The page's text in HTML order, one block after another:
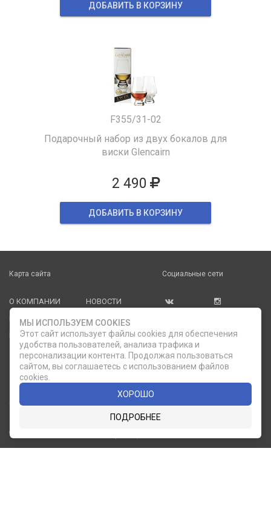
ДОБАВИТЬ В КОРЗИНУ
F355/31-02
Подарочный набор из двух бокалов для
виски Glencairn
2 490
ДОБАВИТЬ В КОРЗИНУ
Карта сайта
О КОМПАНИИ
КАТАЛОГ
ПРОИЗВОДИТЕЛИ
УСЛУГИ
НОВОСТИ
СТАТЬИ
КОНТАКТЫ
PDF КАТАЛОГИ
ОПЛАТА И
Социальные сети
Служба клиентской поддержки
ОБРАТНЫЙ ЗВОНОК
МЫ ИСПОЛЬЗУЕМ COOKIES
Этот сайт использует файлы cookies для обеспечения
удобства пользователей, анализа трафика и
персонализации контента. Продолжая пользоваться
сайтом, вы соглашаетесь с использованием файлов
cookies.
ХОРОШО
ПОДРОБНЕЕ